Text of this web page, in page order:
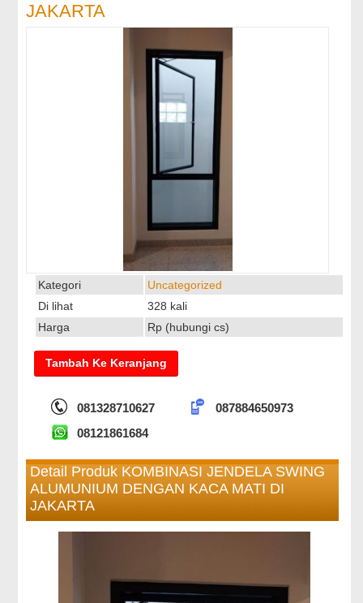
JAKARTA
Kategori
Uncategorized
Di lihat
328 kali
Harga
Rp (hubungi cs)
081328710627
087884650973
08121861684
Detail Produk KOMBINASI JENDELA SWING
ALUMUNIUM DENGAN KACA MATI DI
JAKARTA